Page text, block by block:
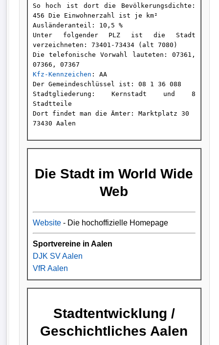
So hoch ist dort die Bevölkerungsdichte:
456 Die Einwohnerzahl ist je km²
Ausländeranteil: 10,5 %
Unter folgender PLZ ist die Stadt
verzeichneten: 73401-73434 (alt 7080)
Die telefonische Vorwahl lauteten: 07361,
Kfz-Kennzeichen : AA
Der Gemeindeschlüssel ist: 08 1 36 088
Stadtgliederung: Kernstadt und 8
Stadtteile
Dort findet man die Ämter: Marktplatz 30
Die Stadt im World Wide
Web
Website- Die hochoffizielle Homepage
Sportvereine in Aalen
DJK SV Aalen
VfR Aalen
Stadtentwicklung /
Geschichtliches Aalen